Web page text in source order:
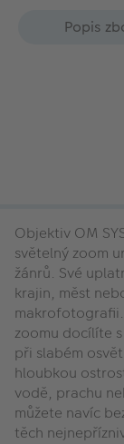
Popis
Objektiv OM
světelný zoom
žánrů. Své
krajin, měst
zoomu docílíte
při slabém
hloubkou
vodě, prachu
můžete navíc
těch